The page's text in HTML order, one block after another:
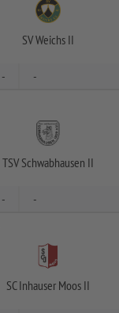
SV Weichs II
- -
TSV Schwabhausen II
- -
SC Inhauser Moos II